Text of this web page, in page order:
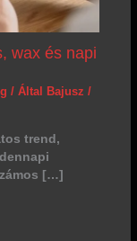
wax és napi
/ Által Bajusz /
trend,
[…]